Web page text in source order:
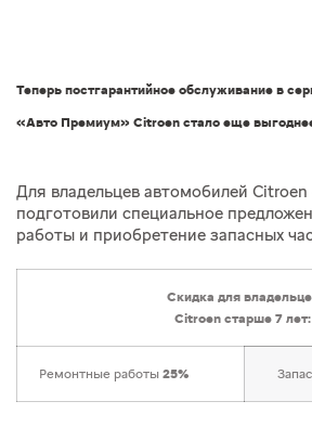
Теперь постгарантийное обслуживание в
«Авто Премиум» Citroen стало еще
Для владельцев автомобилей Citroen
подготовили специальное
работы и приобретение запасных
Скидка для
Citroen старше 7 лет:
Ремонтные работы 25%